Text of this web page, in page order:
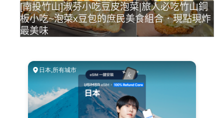
[南投竹山]淑芬小吃豆皮泡菜|旅人必吃竹山銅
板小吃~泡菜x豆包的庶民美食組合．現點現炸
最美味